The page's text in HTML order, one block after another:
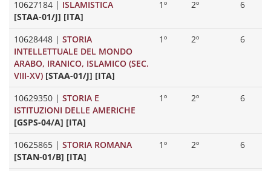
10627184 | ISLAMISTICA
[STAA-01/J] [ITA]
1º 2º 6
10628448 | STORIA
INTELLETTUALE DEL MONDO
ARABO, IRANICO, ISLAMICO (SEC.
VIII-XV) [STAA-01/J] [ITA]
1º 2º 6
10629350 | STORIA E
ISTITUZIONI DELLE AMERICHE
[GSPS-04/A] [ITA]
1º 2º 6
10625865 | STORIA ROMANA
[STAN-01/B] [ITA]
1º 2º 6